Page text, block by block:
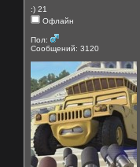
:) 21
Офлайн
Пол:
Сообщений: 3120